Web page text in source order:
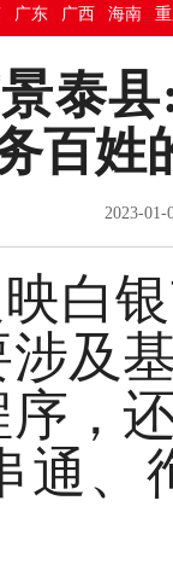
广东 广西 海南
泰
百姓
2023-
白
及
，
通、